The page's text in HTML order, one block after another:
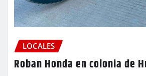
LOCALES
Roban Honda en colonia de